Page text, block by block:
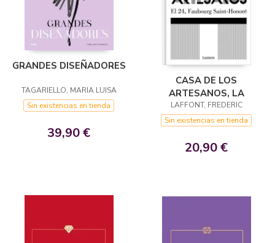
GRANDES DISEÑADORES
TAGARIELLO, MARIA LUISA
Sin existencias en tienda
39,90 €
CASA DE LOS
ARTESANOS, LA
LAFFONT, FREDERIC
Sin existencias en tienda
20,90 €